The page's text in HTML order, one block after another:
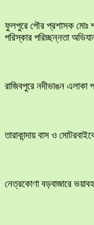
ফুলপুরে পৌর প্রশাসক মোঃ
পরিস্কার পরিচ্ছন্নতা
রাজিবপুরে নদীভাঙন এলাকা
তারাকান্দায় বাস ও
নেত্রকোণা বড়বাজারে